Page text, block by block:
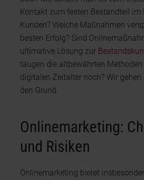
Kontakt zum festen Bestandteil im
Kunden? Welche Maßnahmen
besten Erfolg? Sind
ultimative Lösung zur
taugen die altbewährten
digitalen Zeitalter noch? Wir
den Grund.
Onlinemarketing:
und Risiken
Onlinemarketing bietet